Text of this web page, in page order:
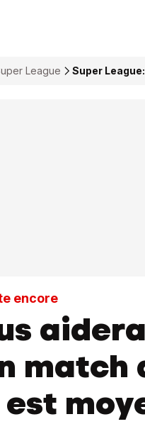
League Super
encore
match